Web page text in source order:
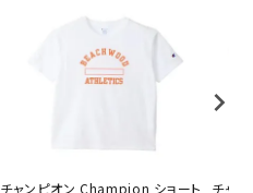
チャンピオン Champion ショート チャ